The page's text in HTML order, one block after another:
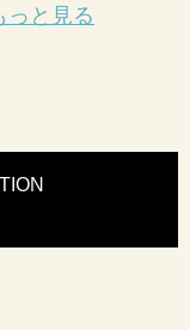
っと見る